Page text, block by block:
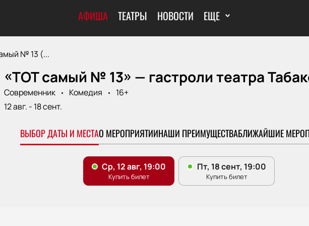
АФИША ТЕАТРЫ НОВОСТИ ЕЩЕ
№ 13 (...
«ТОТ самый № 13» — гастроли театра
Современник Комедия
16+
12 авг. - 18 сент.
ВЫБОР ДАТЫ И МЕСТАО МЕРОПРИЯТИИНАШИ ПРЕИМУЩЕСТВАБЛИЖАЙШИЕ